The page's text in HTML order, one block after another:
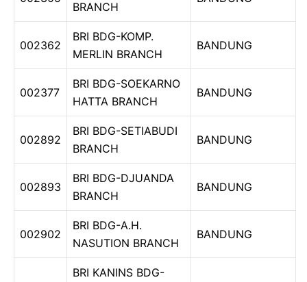
BRANCH
002362
BRI BDG-KOMP.
MERLIN BRANCH
BANDUNG
002377
BRI BDG-SOEKARNO
HATTA BRANCH
BANDUNG
002892
BRI BDG-SETIABUDI
BRANCH
BANDUNG
002893
BRI BDG-DJUANDA
BRANCH
BANDUNG
002902
BRI BDG-A.H.
NASUTION BRANCH
BANDUNG
BRI KANINS BDG-